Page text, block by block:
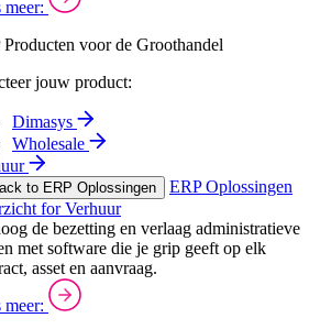
meer:
Producten voor de Groothandel
jouw product:
Dimasys
Wholesale
to ERP Oplossingen
ERP Oplossingen
for Verhuur
de bezetting en verlaag administratieve
met software die je grip geeft op elk
asset en aanvraag.
meer: